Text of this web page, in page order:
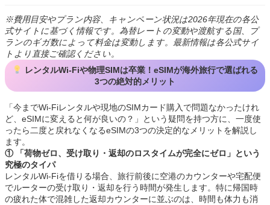
※費用目安やプラン内容、キャンペーン状況は2026年現在の各公
式サイトに基づく情報です。為替レートの変動や渡航する国、プ
ランのギガ数によって料金は変動します。最新情報は各公式サイ
トより直接ご確認ください。
レンタルWi-Fiや物理SIMは卒業！eSIMが海外旅行で選ばれる
3つの絶対的メリット
「今までWi-Fiレンタルや現地のSIMカード購入で問題なかったけれ
ど、eSIMに変えると何が良いの？」という疑問を持つ方に、一度使
ったら二度と戻れなくなるeSIMの3つの決定的なメリットを解説し
ます。
① 「荷物ゼロ、受け取り・返却のロスタイムが完全にゼロ」という
究極のタイパ
レンタルWi-Fiを借りる場合、旅行前後に空港のカウンターや宅配便
でルーターの受け取り・返却を行う時間が発生します。特に帰国時
の疲れた体で混雑した返却カウンターに並ぶのは、時間も体力も消